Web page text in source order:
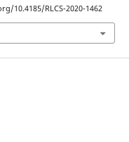
10.4185/RLCS-2020-1462